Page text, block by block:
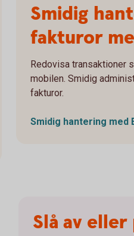
Smidig
fakturor
Redovisa transaktioner
mobilen. Smidig
fakturor.
Smidig hantering med
Slå av